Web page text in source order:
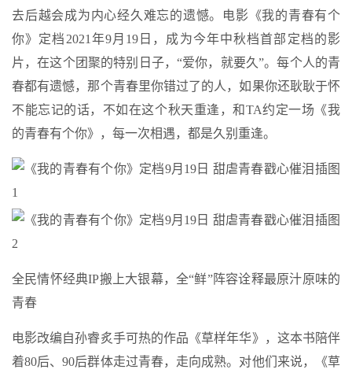
去后越会成为内心经久难忘的遗憾。电影《我的青春有个
你》定档2021年9月19日，成为今年中秋档首部定档的影
片，在这个团聚的特别日子，“爱你，就要久”。每个人的青
春都有遗憾，那个青春里你错过了的人，如果你还耿耿于怀
不能忘记的话，不如在这个秋天重逢，和TA约定一场《我
的青春有个你》，每一次相遇，都是久别重逢。
全民情怀经典IP搬上大银幕，全“鲜”阵容诠释最原汁原味的
青春
电影改编自孙睿炙手可热的作品《草样年华》，这本书陪伴
着80后、90后群体走过青春，走向成熟。对他们来说，《草